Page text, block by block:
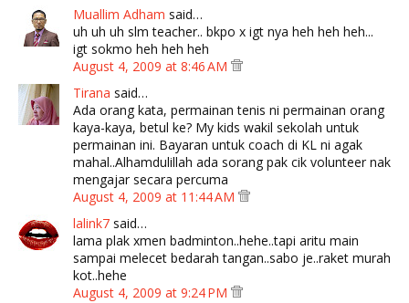
Muallim Adham said…
uh uh uh slm teacher.. bkpo x igt nya heh heh heh...
igt sokmo heh heh heh
August 4, 2009 at 8:46 AM
Tirana said…
Ada orang kata, permainan tenis ni permainan orang
kaya-kaya, betul ke? My kids wakil sekolah untuk
permainan ini. Bayaran untuk coach di KL ni agak
mahal..Alhamdulillah ada sorang pak cik volunteer nak
mengajar secara percuma
August 4, 2009 at 11:44 AM
lalink7 said…
lama plak xmen badminton..hehe..tapi aritu main
sampai melecet bedarah tangan..sabo je..raket murah
kot..hehe
August 4, 2009 at 9:24 PM